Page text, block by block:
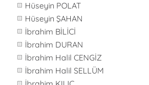
Hüseyin POLAT
Hüseyin ŞAHAN
İbrahim BİLİCİ
İbrahim DURAN
İbrahim Halil CENGİZ
İbrahim Halil SELLÜM